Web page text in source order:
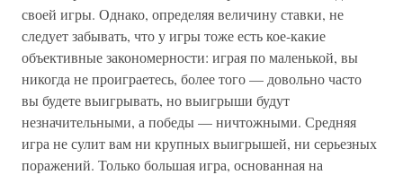
своей игры. Однако, определяя величину ставки, не
следует забывать, что у игры тоже есть кое-какие
объективные закономерности: играя по маленькой, вы
никогда не проиграетесь, более того — довольно часто
вы будете выигрывать, но выигрыши будут
незначительными, а победы — ничтожными. Средняя
игра не сулит вам ни крупных выигрышей, ни серьезных
поражений. Только большая игра, основанная на